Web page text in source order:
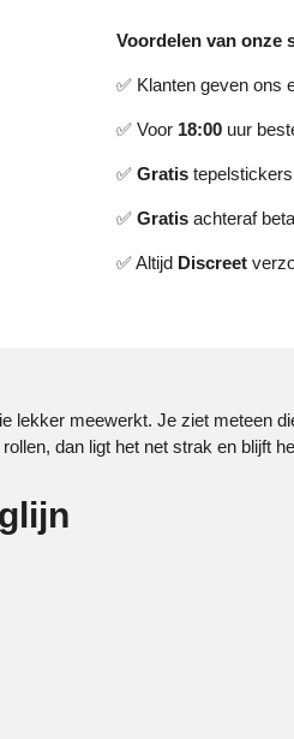
Voordelen van onze
✅ Klanten geven ons
✅ Voor 18:00 uur
✅ Gratis
✅ Gratis achteraf
✅ Altijd Discreet
meewerkt. Je ziet meteen
dan ligt het net strak en blijft